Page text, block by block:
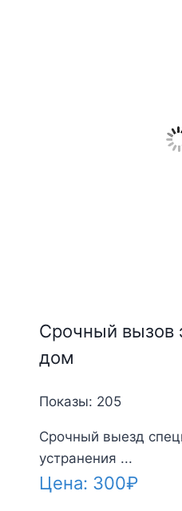
Срочный вызов
дом
Показы: 205
Срочный выезд
устранения ...
Цена: 300₽